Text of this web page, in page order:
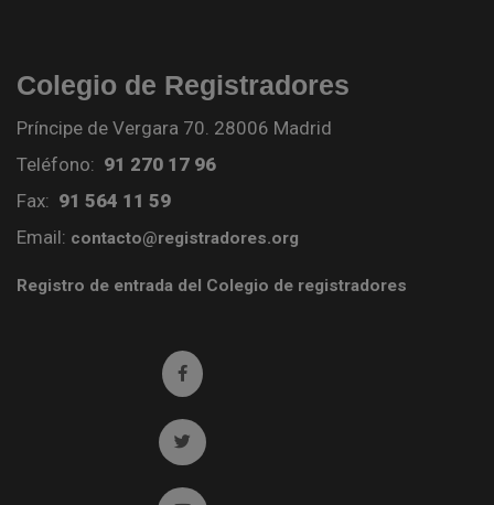
Colegio de Registradores
Príncipe de Vergara 70. 28006 Madrid
Teléfono: 91 270 17 96
Fax: 91 564 11 59
Email: contacto@registradores.org
Registro de entrada del Colegio de registradores
Ir a facebook (abre en ventana nueva)
Ir a twitter (abre en ventana nueva)